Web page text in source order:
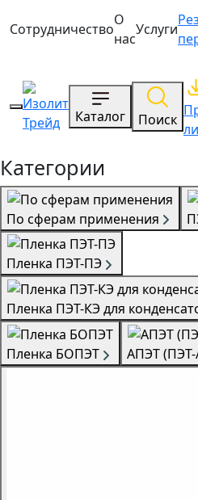
Сотрудничество
О
нас
Услуги
Каталог Поиск
Категории
По сферам применения
Пленка ПЭТ-ПЭ
Пленка ПЭТ-КЭ для
Пленка БОПЭТ АПЭТ